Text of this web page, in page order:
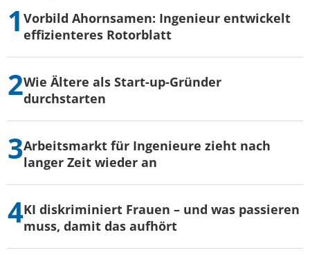
Vorbild Ahornsamen: Ingenieur entwickelt
effizienteres Rotorblatt
Wie Ältere als Start-up-Gründer
durchstarten
Arbeitsmarkt für Ingenieure zieht nach
langer Zeit wieder an
KI diskriminiert Frauen – und was passieren
muss, damit das aufhört